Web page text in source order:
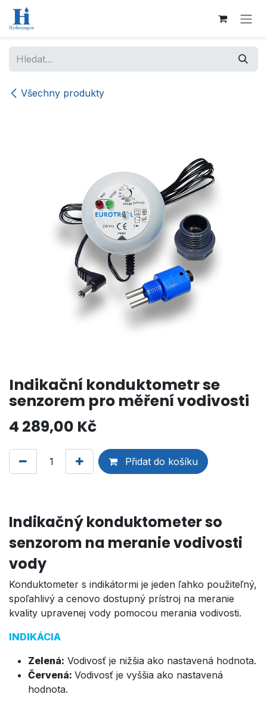
Přejít na obsah
Všechny produkty
Indikační konduktometr se
senzorem pro měření vodivosti
4 289,00 Kč
Přidat do košíku
Indikačný konduktometer so
senzorom na meranie vodivosti
vody
Konduktometer s indikátormi je jeden ľahko použiteľný,
spoľahlivý a cenovo dostupný prístroj na meranie
kvality upravenej vody pomocou merania vodivosti.
INDIKÁCIA
Zelená: Vodivosť je nižšia ako nastavená hodnota.
Červená: Vodivosť je vyššia ako nastavená
hodnota.